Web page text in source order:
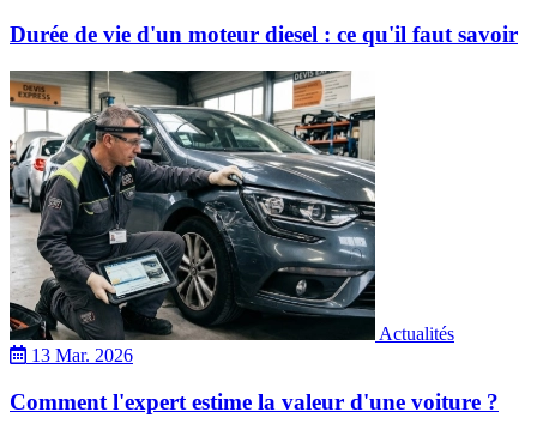
Durée de vie d'un moteur diesel : ce qu'il faut savoir
Actualités
13 Mar. 2026
Comment l'expert estime la valeur d'une voiture ?